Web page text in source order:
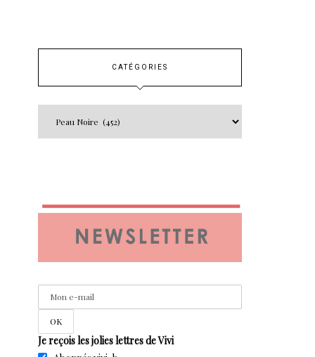
CATÉGORIES
Je reçois les jolies lettres de Vivi